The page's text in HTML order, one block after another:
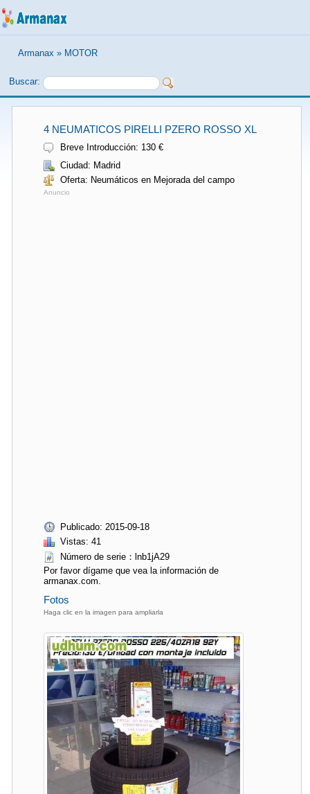
Armanax » MOTOR
Buscar:
4 NEUMATICOS PIRELLI PZERO ROSSO XL
Breve Introducción: 130 €
Ciudad: Madrid
Oferta: Neumáticos en Mejorada del campo
Anuncio
Publicado: 2015-09-18
Vistas: 41
Número de serie：lnb1jA29
Por favor dígame que vea la información de
armanax.com.
Fotos
Haga clic en la imagen para ampliarla